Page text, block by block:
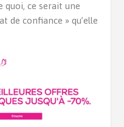
quoi, ce serait une
de confiance » qu’elle